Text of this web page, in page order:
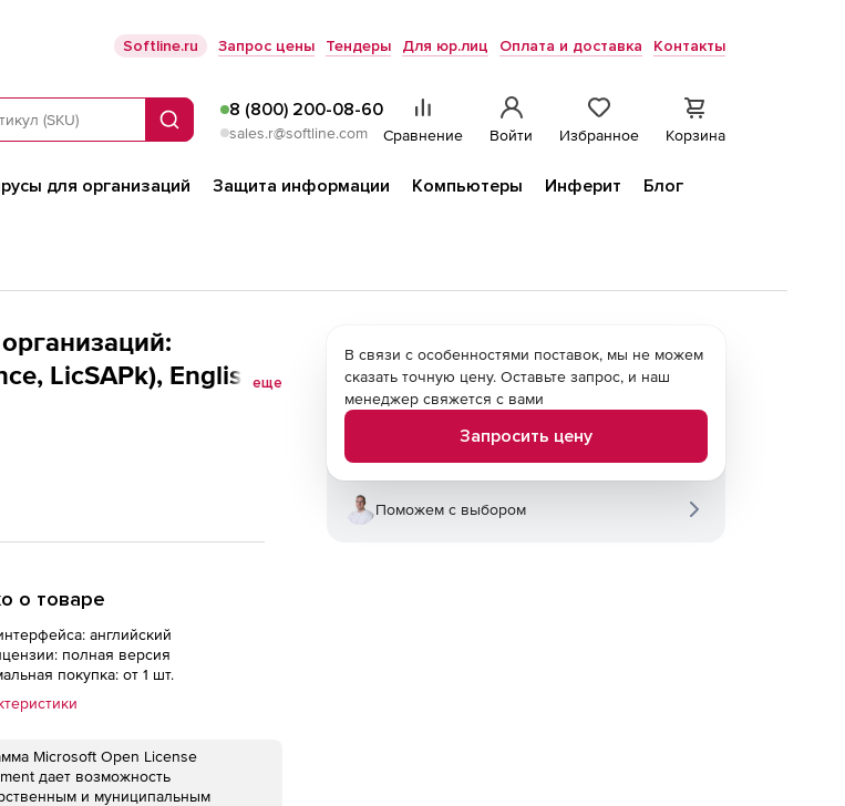
Softline.ru Запрос цены Тендеры Для юр.лиц Оплата и доставка Контакты
Поиск
8 (800) 200-08-60
sales.r@softline.com Сравнение Войти Избранное Корзина
для организаций Защита информации Компьютеры Инферит
Блог
LicSAPk), Englishеще
о товаре
английский
полная версия
покупка: от 1 шт.
Microsoft Open License
дает возможность
и муниципальным
В связи с особенностями поставок, мы не можем
сказать точную цену. Оставьте запрос, и наш
менеджер свяжется с вами
Запросить цену
Поможем с выбором